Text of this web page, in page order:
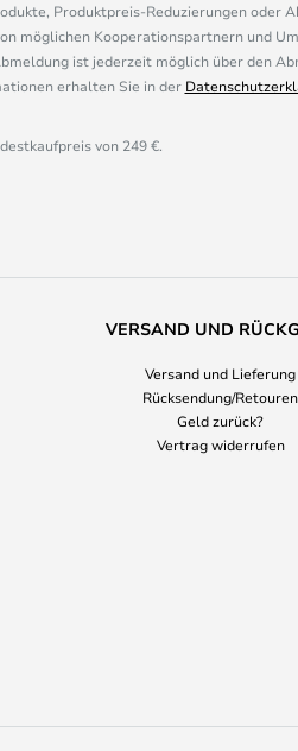
Produktpreis-Reduzierungen oder
möglichen Kooperationspartnern und
ist jederzeit möglich über den
erhalten Sie in der
von 249 €.
VERSAND UND
Versand und Lieferung
Rücksendung/Retouren
Geld zurück?
Vertrag widerrufen